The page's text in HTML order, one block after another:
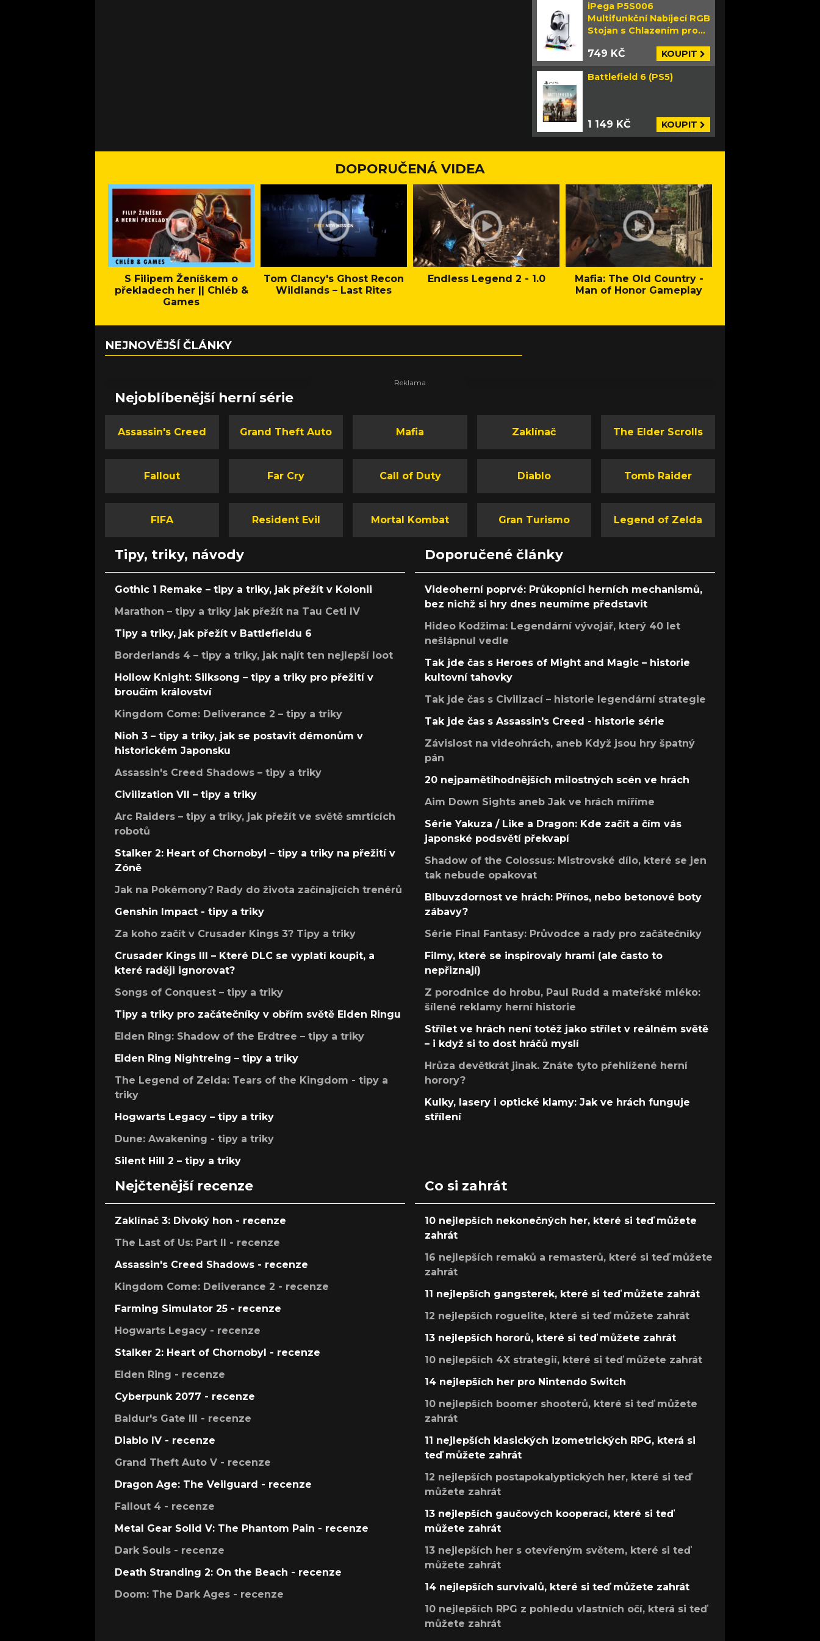
iPega P5S006
Multifunkční Nabíjecí RGB
Stojan s Chlazením pro
749 KČ KOUPIT
Battlefield 6 (PS5)
1 149 KČ KOUPIT
DOPORUČENÁ VIDEA
S Filipem Ženíškem o
překladech her || Chléb &
Games
Tom Clancy's Ghost Recon
Wildlands – Last Rites
Endless Legend 2 - 1.0
Mafia: The Old Country -
Man of Honor Gameplay
NEJNOVĚJŠÍ ČLÁNKY
Nejoblíbenější herní série
Assassin's Creed Grand Theft Auto Mafia Zaklínač The Elder Scrolls
Fallout Far Cry Call of Duty Diablo Tomb Raider
FIFA Resident Evil Mortal Kombat Gran Turismo Legend of Zelda
Tipy, triky, návody
Gothic 1 Remake – tipy a triky, jak přežít v Kolonii
Marathon – tipy a triky jak přežít na Tau Ceti IV
Tipy a triky, jak přežít v Battlefieldu 6
Borderlands 4 – tipy a triky, jak najít ten nejlepší loot
Hollow Knight: Silksong – tipy a triky pro přežití v
broučím království
Kingdom Come: Deliverance 2 – tipy a triky
Nioh 3 – tipy a triky, jak se postavit démonům v
historickém Japonsku
Assassin's Creed Shadows – tipy a triky
Civilization VII – tipy a triky
Arc Raiders – tipy a triky, jak přežít ve světě smrtících
robotů
Stalker 2: Heart of Chornobyl – tipy a triky na přežití v
Zóně
Jak na Pokémony? Rady do života začínajících trenérů
Genshin Impact - tipy a triky
Za koho začít v Crusader Kings 3? Tipy a triky
Crusader Kings III – Které DLC se vyplatí koupit, a
které raději ignorovat?
Songs of Conquest – tipy a triky
Tipy a triky pro začátečníky v obřím světě Elden Ringu
Elden Ring: Shadow of the Erdtree – tipy a triky
Elden Ring Nightreing – tipy a triky
The Legend of Zelda: Tears of the Kingdom - tipy a
triky
Hogwarts Legacy – tipy a triky
Dune: Awakening - tipy a triky
Silent Hill 2 – tipy a triky
Doporučené články
Videoherní poprvé: Průkopníci herních mechanismů,
bez nichž si hry dnes neumíme představit
Hideo Kodžima: Legendární vývojář, který 40 let
nešlápnul vedle
Tak jde čas s Heroes of Might and Magic – historie
kultovní tahovky
Tak jde čas s Civilizací – historie legendární strategie
Tak jde čas s Assassin's Creed - historie série
Závislost na videohrách, aneb Když jsou hry špatný
pán
20 nejpamětihodnějších milostných scén ve hrách
Aim Down Sights aneb Jak ve hrách míříme
Série Yakuza / Like a Dragon: Kde začít a čím vás
japonské podsvětí překvapí
Shadow of the Colossus: Mistrovské dílo, které se jen
tak nebude opakovat
Blbuvzdornost ve hrách: Přínos, nebo betonové boty
zábavy?
Série Final Fantasy: Průvodce a rady pro začátečníky
Filmy, které se inspirovaly hrami (ale často to
nepřiznají)
Z porodnice do hrobu, Paul Rudd a mateřské mléko:
šílené reklamy herní historie
Střílet ve hrách není totéž jako střílet v reálném světě
– i když si to dost hráčů myslí
Hrůza devětkrát jinak. Znáte tyto přehlížené herní
horory?
Kulky, lasery i optické klamy: Jak ve hrách funguje
střílení
Nejčtenější recenze
Zaklínač 3: Divoký hon - recenze
The Last of Us: Part II - recenze
Assassin's Creed Shadows - recenze
Kingdom Come: Deliverance 2 - recenze
Farming Simulator 25 - recenze
Hogwarts Legacy - recenze
Stalker 2: Heart of Chornobyl - recenze
Elden Ring - recenze
Cyberpunk 2077 - recenze
Baldur's Gate III - recenze
Diablo IV - recenze
Grand Theft Auto V - recenze
Dragon Age: The Veilguard - recenze
Fallout 4 - recenze
Metal Gear Solid V: The Phantom Pain - recenze
Dark Souls - recenze
Death Stranding 2: On the Beach - recenze
Doom: The Dark Ages - recenze
Co si zahrát
10 nejlepších nekonečných her, které si teď můžete
zahrát
16 nejlepších remaků a remasterů, které si teď můžete
zahrát
11 nejlepších gangsterek, které si teď můžete zahrát
12 nejlepších roguelite, které si teď můžete zahrát
13 nejlepších hororů, které si teď můžete zahrát
10 nejlepších 4X strategií, které si teď můžete zahrát
14 nejlepších her pro Nintendo Switch
10 nejlepších boomer shooterů, které si teď můžete
zahrát
11 nejlepších klasických izometrických RPG, která si
teď můžete zahrát
12 nejlepších postapokalyptických her, které si teď
můžete zahrát
13 nejlepších gaučových kooperací, které si teď
můžete zahrát
13 nejlepších her s otevřeným světem, které si teď
můžete zahrát
14 nejlepších survivalů, které si teď můžete zahrát
10 nejlepších RPG z pohledu vlastních očí, která si teď
můžete zahrát